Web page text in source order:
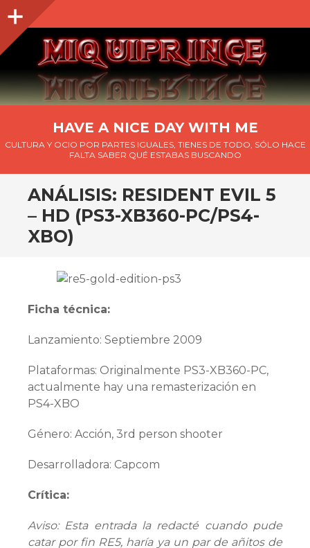
Barra
lateral
HAVE A NICE DAY WITH ME
CULTURA Y OCIO POR PARTES IGUALES, TIENES DE TODO, SÓLO HACE
FALTA SABER QUÉ ESTABAS BUSCANDO
ANÁLISIS: RESIDENT EVIL 5
– HD (PS3-XB360-PC/PS4-
XBO)
Ficha técnica:
Lanzamiento: Septiembre 2009
Plataformas: Originalmente PS3-XB360-PC,
actualmente hay una remasterización en
PS4-XBO
Género: Acción, 3rd person shooter
Desarrolladora: Capcom
Crítica:
Aviso: Esta entrada la redacté cuando pude
catar por fin RE5, haría ya un par de añitos de